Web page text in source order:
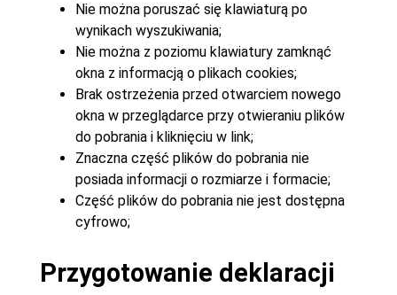
Nie można poruszać się klawiaturą po
wynikach wyszukiwania;
Nie można z poziomu klawiatury zamknąć
okna z informacją o plikach cookies;
Brak ostrzeżenia przed otwarciem nowego
okna w przeglądarce przy otwieraniu plików
do pobrania i kliknięciu w link;
Znaczna część plików do pobrania nie
posiada informacji o rozmiarze i formacie;
Część plików do pobrania nie jest dostępna
cyfrowo;
Przygotowanie deklaracji